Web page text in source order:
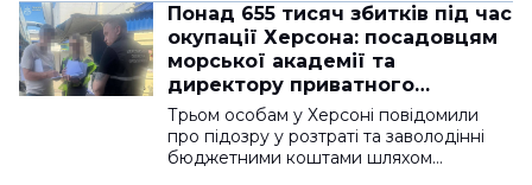
Понад 655 тисяч збитків під час
окупації Херсона: посадовцям
морської академії та
директору приватного
підприємства повідомили про
підозру
Трьом особам у Херсоні повідомили
про підозру у розтраті та заволодінні
бюджетними коштами шляхом…